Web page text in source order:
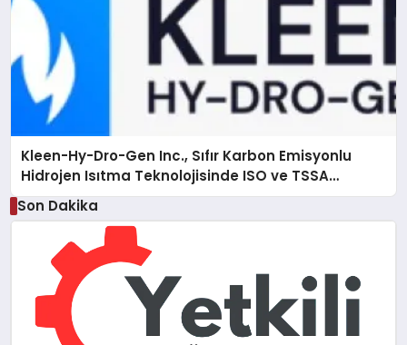
Kleen-Hy-Dro-Gen Inc., Sıfır Karbon Emisyonlu
Hidrojen Isıtma Teknolojisinde ISO ve TSSA
Düzenleyici Onaylarını Aldı
Son Dakika